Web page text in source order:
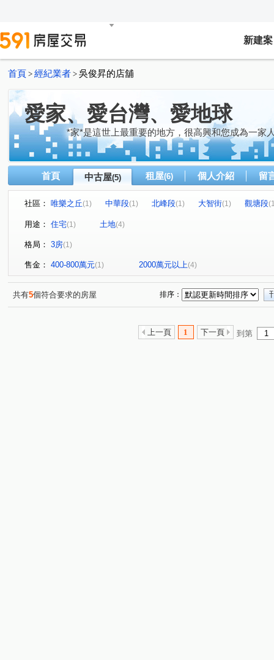
新建案
首頁 > 經紀業者 > 吳俊昇的店舖
愛家、愛台灣、愛地球
*家*是這世上最重要的地方，很高興和您成為一家
首頁 中古屋(5) 租屋(6) 個人介紹 留
社區： 唯樂之丘(1) 中華段(1) 北峰段(1) 大智街(1) 觀塘段
用途： 住宅(1) 土地(4)
格局： 3房(1)
售金： 400-800萬元(1) 2000萬元以上(4)
共有5個符合要求的房屋 排序：
上一頁 1 下一頁 到第